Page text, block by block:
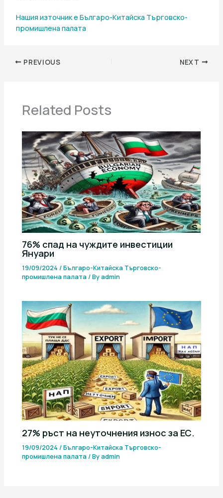
Нашия източник е Българо-Китайска Търговско-
промишлена палaта
PREVIOUS NEXT
Related Posts
76% спад на чуждите инвестиции
Януари
19/09/2024/Българо-Китайска Търговско-
промишлена палaта/ Byadmin
27% ръст на неуточнения износ за ЕС.
19/09/2024/Българо-Китайска Търговско-
промишлена палaта/ Byadmin